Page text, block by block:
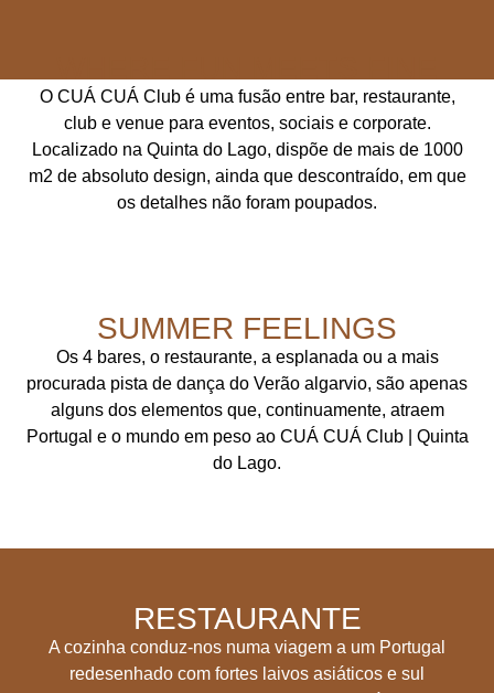
O CUÁ CUÁ Club é uma fusão entre bar, restaurante,
club e venue para eventos, sociais e corporate.
Localizado na Quinta do Lago, dispõe de mais de 1000
m2 de absoluto design, ainda que descontraído, em que
os detalhes não foram poupados.
SUMMER FEELINGS
Os 4 bares, o restaurante, a esplanada ou a mais
procurada pista de dança do Verão algarvio, são apenas
alguns dos elementos que, continuamente, atraem
Portugal e o mundo em peso ao CUÁ CUÁ Club | Quinta
do Lago.
RESTAURANTE
A cozinha conduz-nos numa viagem a um Portugal
redesenhado com fortes laivos asiáticos e sul